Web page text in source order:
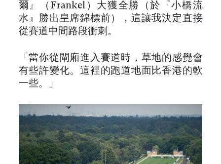
爾』（Frankel）大獲全勝（於『小橋流
水』勝出皇席錦標前），這讓我決定直接
從賽道中間路段衝刺。
「當你從閘廂進入賽道時，草地的感覺會
有些許變化。這裡的跑道地面比香港的軟
一些。」